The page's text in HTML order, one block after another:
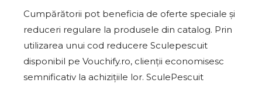
Cumpărătorii pot beneficia de oferte speciale și
reduceri regulare la produsele din catalog. Prin
utilizarea unui cod reducere Sculepescuit
disponibil pe Vouchify.ro, clienții economisesc
semnificativ la achizițiile lor. SculePescuit